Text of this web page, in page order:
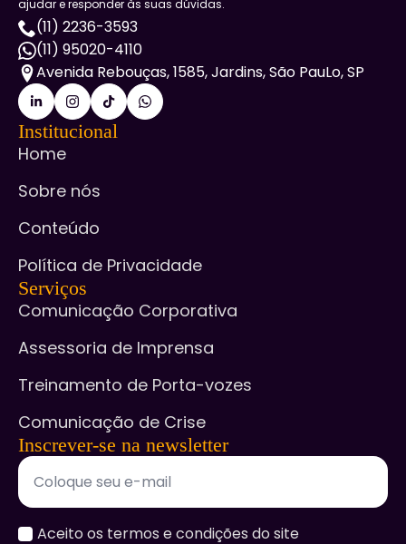
ajudar e responder às suas dúvidas.
(11) 2236-3593
(11) 95020-4110
Avenida Rebouças, 1585, Jardins, São PauLo, SP
Institucional
Home
Sobre nós
Conteúdo
Política de Privacidade
Serviços
Comunicação Corporativa
Assessoria de Imprensa
Treinamento de Porta-vozes
Comunicação de Crise
Inscrever-se na newsletter
accept
Aceito os termos e condições do site